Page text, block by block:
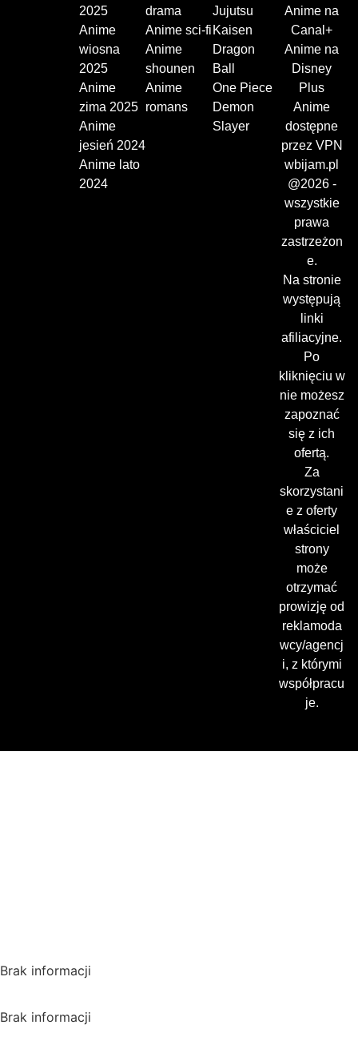
2025
Anime
wiosna
2025
Anime
zima 2025
Anime
jesień 2024
Anime lato
2024
drama
Anime sci-fi
Anime
shounen
Anime
romans
Jujutsu
Kaisen
Dragon
Ball
One Piece
Demon
Slayer
Anime na
Canal+
Anime na
Disney
Plus
Anime
dostępne
przez VPN
wbijam.pl
@2026 -
wszystkie
prawa
zastrzeżon
e.
Na stronie
występują
linki
afiliacyjne.
Po
kliknięciu w
nie możesz
zapoznać
się z ich
ofertą.
Za
skorzystani
e z oferty
właściciel
strony
może
otrzymać
prowizję od
reklamoda
wcy/agencj
i, z którymi
współpracu
je.
Brak informacji
Brak informacji